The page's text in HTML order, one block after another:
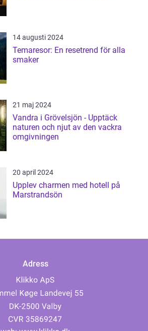
14 augusti 2024
Temaresor: En resetrend för alla
smaker
21 maj 2024
Vandra i Grövelsjön - Upptäck
naturen och njut av den vackra
omgivningen
20 april 2024
Upplev charmen med hotell på
Marstrandsön
Adress